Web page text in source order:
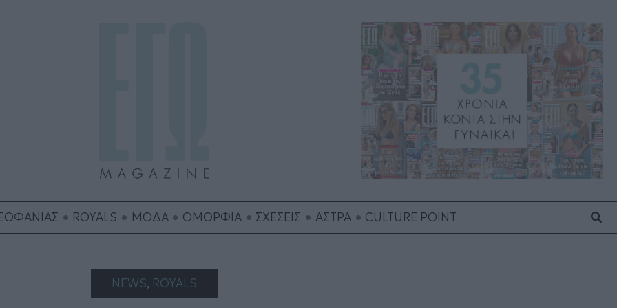
ROYALS ΜΟΔΑ ΟΜΟΡΦΙΑ ΣΧΕΣΕΙΣ ΑΣΤΡΑ CULTURE POINT
NEWS, ROYALS